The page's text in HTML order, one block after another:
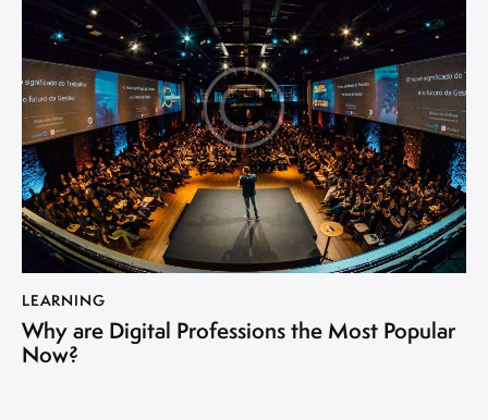
LEARNING
Why are Digital Professions the Most Popular
Now?